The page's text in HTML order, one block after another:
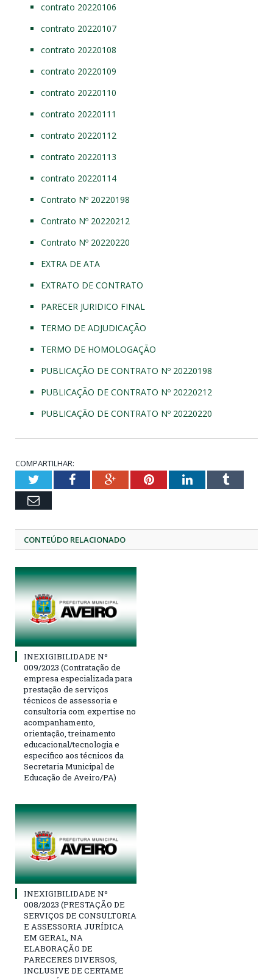
contrato 20220106
contrato 20220107
contrato 20220108
contrato 20220109
contrato 20220110
contrato 20220111
contrato 20220112
contrato 20220113
contrato 20220114
Contrato Nº 20220198
Contrato Nº 20220212
Contrato Nº 20220220
EXTRA DE ATA
EXTRATO DE CONTRATO
PARECER JURIDICO FINAL
TERMO DE ADJUDICAÇÃO
TERMO DE HOMOLOGAÇÃO
PUBLICAÇÃO DE CONTRATO Nº 20220198
PUBLICAÇÃO DE CONTRATO Nº 20220212
PUBLICAÇÃO DE CONTRATO Nº 20220220
COMPARTILHAR:
TwitterFacebookGoogle+PinterestLinkedInTumblr
Email
CONTEÚDO RELACIONADO
INEXIGIBILIDADE Nº
009/2023 (Contratação de
empresa especializada para
prestação de serviços
técnicos de assessoria e
consultoria com expertise no
acompanhamento,
orientação, treinamento
educacional/tecnologia e
especifico aos técnicos da
Secretaria Municipal de
Educação de Aveiro/PA)
INEXIGIBILIDADE Nº
008/2023 (PRESTAÇÃO DE
SERVIÇOS DE CONSULTORIA
E ASSESSORIA JURÍDICA
EM GERAL, NA
ELABORAÇÃO DE
PARECERES DIVERSOS,
INCLUSIVE DE CERTAME